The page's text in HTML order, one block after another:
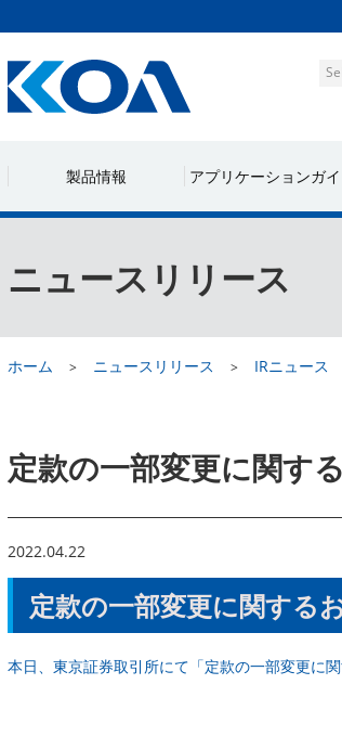
製品情報 アプリケーションガ
ニュースリリース
ホーム ニュースリリース IRニュース
定款の一部変更に関す
2022.04.22
定款の一部変更に関する
本日、東京証券取引所にて「定款の一部変更に